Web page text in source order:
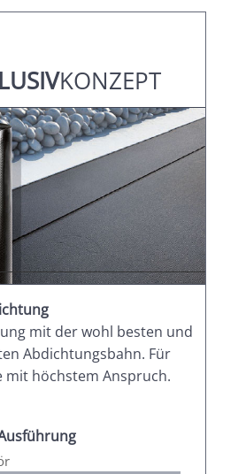
­KONZEPT
mit der wohl besten und
Abdichtungsbahn. Für
mit höchstem Anspruch.